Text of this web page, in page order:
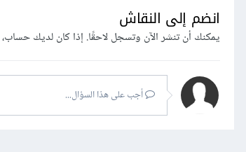
انضم إلى النقاش
يمكنك أن تنشر الآن وتسجل لاحقًا. إذا كان لديك حساب،
أجب على هذا السؤال...